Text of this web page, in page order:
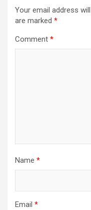
Your email address
are marked *
Comment *
Name *
Email *